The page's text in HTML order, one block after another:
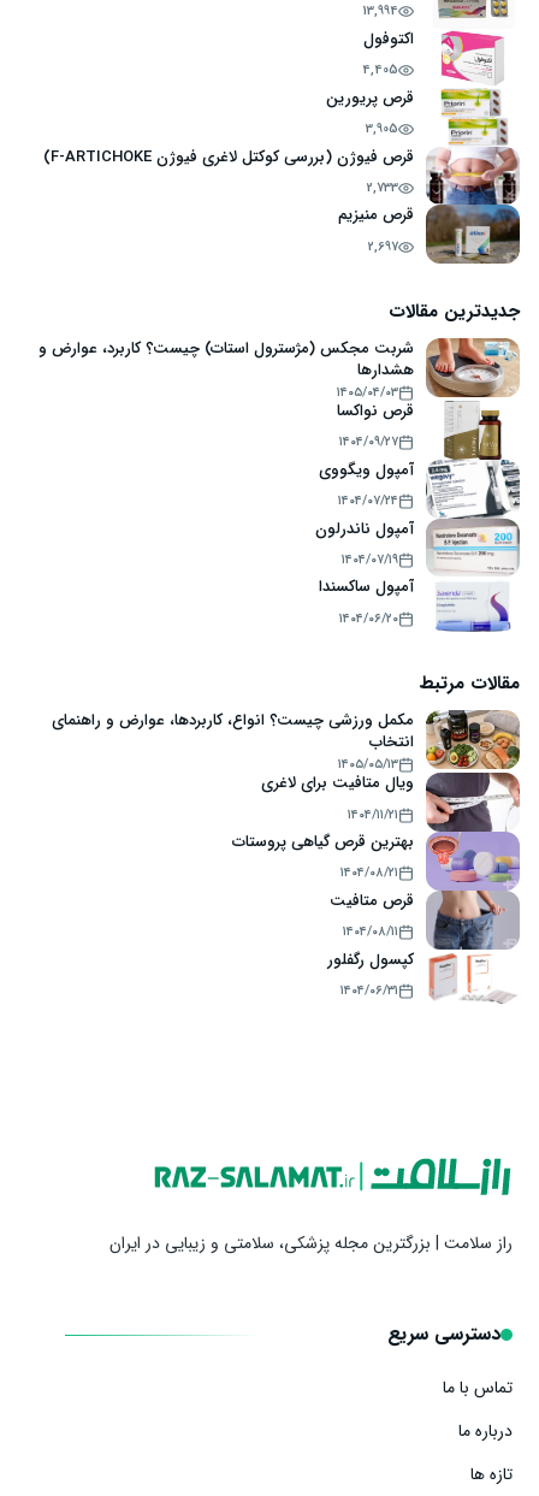
13,994
اکتوفول
4,405
قرص پریورین
3,905
قرص فیوژن (بررسی کوکتل لاغری فیوژن F-ARTICHOKE)
2,733
قرص منیزیم
2,697
جدیدترین مقالات
شربت مجکس (مژسترول استات) چیست؟ کاربرد، عوارض و
هشدارها
۱۴۰۵/۰۴/۰۳
قرص نواکسا
۱۴۰۴/۰۹/۲۷
آمپول ویگووی
۱۴۰۴/۰۷/۲۴
آمپول ناندرلون
۱۴۰۴/۰۷/۱۹
آمپول ساکسندا
۱۴۰۴/۰۶/۲۰
مقالات مرتبط
مکمل ورزشی چیست؟ انواع، کاربردها، عوارض و راهنمای
انتخاب
۱۴۰۵/۰۵/۱۳
ویال متافیت برای لاغری
۱۴۰۴/۱۱/۲۱
بهترین قرص گیاهی پروستات
۱۴۰۴/۰۸/۲۱
قرص متافیت
۱۴۰۴/۰۸/۱۱
کپسول رگفلور
۱۴۰۴/۰۶/۳۱
راز سلامت | بزرگترین مجله پزشکی، سلامتی و زیبایی در ایران
دسترسی سریع
تماس با ما
درباره ما
تازه ها